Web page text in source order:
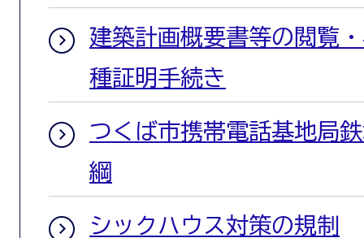
建築計画概要書等の閲覧
種証明手続き
つくば市携帯電話基地局
綱
シックハウス対策の規制